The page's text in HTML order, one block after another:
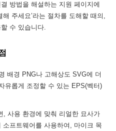
방법을 해설하는 지원 페이지에
주세요’라는 절차를 도해할 때의,
수 있습니다.
배경 PNG나 고해상도 SVG에 더
유롭게 조정할 수 있는 EPS(벡터)
, 사용 환경에 맞춰 리얼한 묘사가
프트웨어를 사용하여, 마이크 목